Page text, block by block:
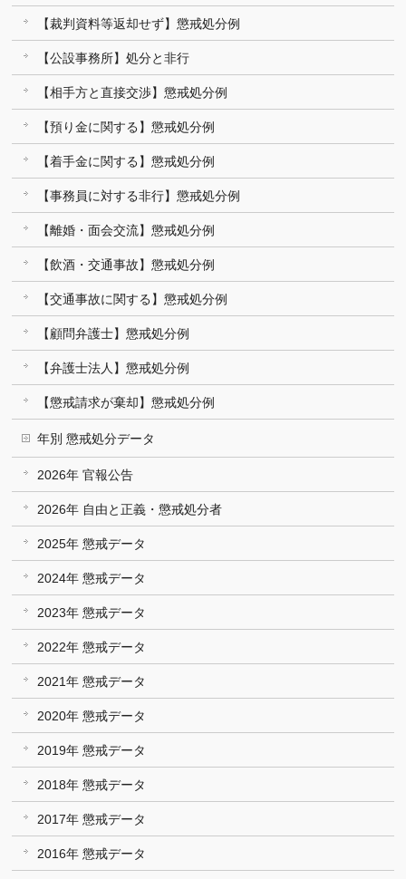
【裁判資料等返却せず】懲戒処分例
【公設事務所】処分と非行
【相手方と直接交渉】懲戒処分例
【預り金に関する】懲戒処分例
【着手金に関する】懲戒処分例
【事務員に対する非行】懲戒処分例
【離婚・面会交流】懲戒処分例
【飲酒・交通事故】懲戒処分例
【交通事故に関する】懲戒処分例
【顧問弁護士】懲戒処分例
【弁護士法人】懲戒処分例
【懲戒請求が棄却】懲戒処分例
年別 懲戒処分データ
2026年 官報公告
2026年 自由と正義・懲戒処分者
2025年 懲戒データ
2024年 懲戒データ
2023年 懲戒データ
2022年 懲戒データ
2021年 懲戒データ
2020年 懲戒データ
2019年 懲戒データ
2018年 懲戒データ
2017年 懲戒データ
2016年 懲戒データ